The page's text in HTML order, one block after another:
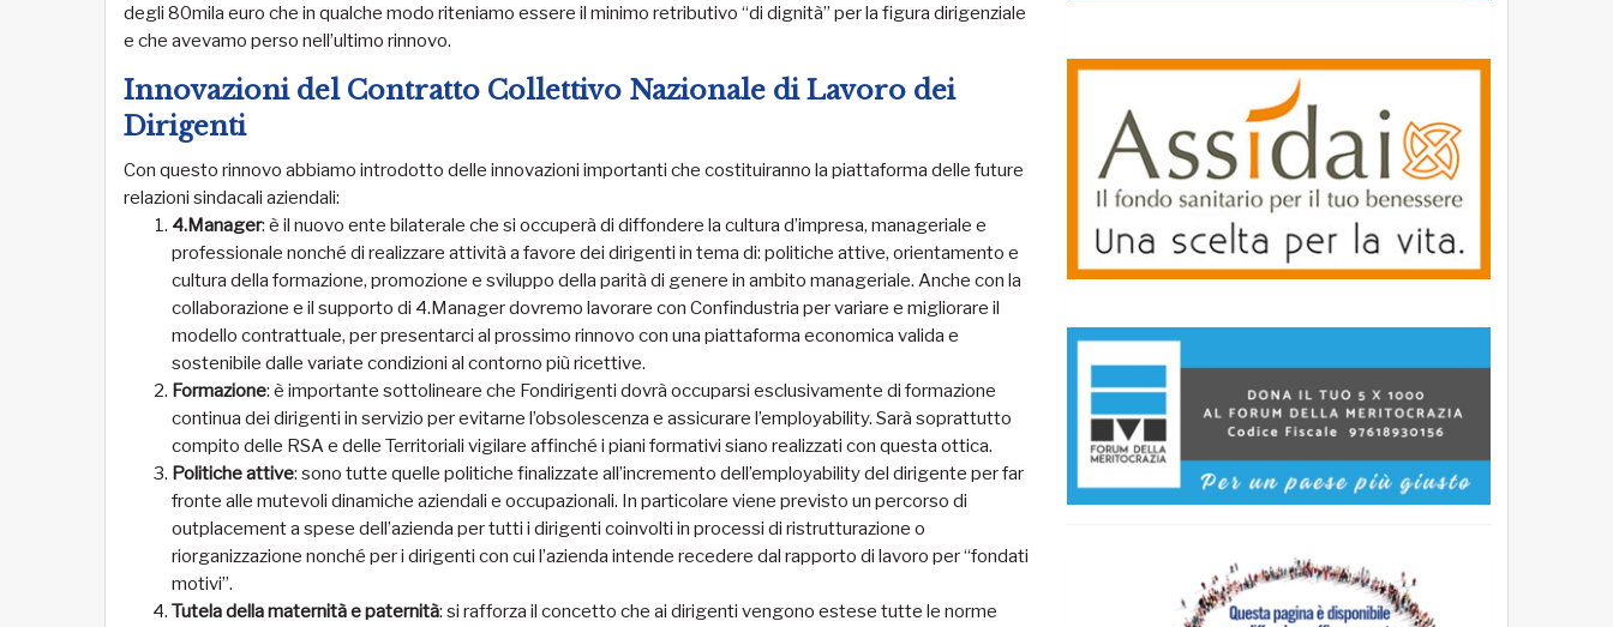
degli 80mila euro che in qualche modo riteniamo essere il minimo retributivo “di dignità” per la figura dirigenziale
e che avevamo perso nell’ultimo rinnovo.
Innovazioni del Contratto Collettivo Nazionale di Lavoro dei
Dirigenti
Con questo rinnovo abbiamo introdotto delle innovazioni importanti che costituiranno la piattaforma delle future
relazioni sindacali aziendali:
4.Manager: è il nuovo ente bilaterale che si occuperà di diffondere la cultura d’impresa, manageriale e
professionale nonché di realizzare attività a favore dei dirigenti in tema di: politiche attive, orientamento e
cultura della formazione, promozione e sviluppo della parità di genere in ambito manageriale. Anche con la
collaborazione e il supporto di 4.Manager dovremo lavorare con Confindustria per variare e migliorare il
modello contrattuale, per presentarci al prossimo rinnovo con una piattaforma economica valida e
sostenibile dalle variate condizioni al contorno più ricettive.
Formazione: è importante sottolineare che Fondirigenti dovrà occuparsi esclusivamente di formazione
continua dei dirigenti in servizio per evitarne l’obsolescenza e assicurare l’employability. Sarà soprattutto
compito delle RSA e delle Territoriali vigilare affinché i piani formativi siano realizzati con questa ottica.
Politiche attive: sono tutte quelle politiche finalizzate all’incremento dell’employability del dirigente per far
fronte alle mutevoli dinamiche aziendali e occupazionali. In particolare viene previsto un percorso di
outplacement a spese dell’azienda per tutti i dirigenti coinvolti in processi di ristrutturazione o
riorganizzazione nonché per i dirigenti con cui l’azienda intende recedere dal rapporto di lavoro per “fondati
motivi”.
Tutela della maternità e paternità: si rafforza il concetto che ai dirigenti vengono estese tutte le norme